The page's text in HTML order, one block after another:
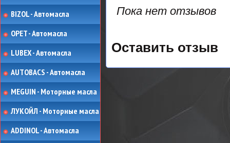
BIZOL - Автомасла
OPET - Автомасла
LUBEX - Автомасла
AUTOBACS - Автомасла
MEGUIN - Моторные масла
ЛУКОЙЛ - Моторные масла
ADDINOL - Автомасла
Пока нет отзывов
Оставить отзыв